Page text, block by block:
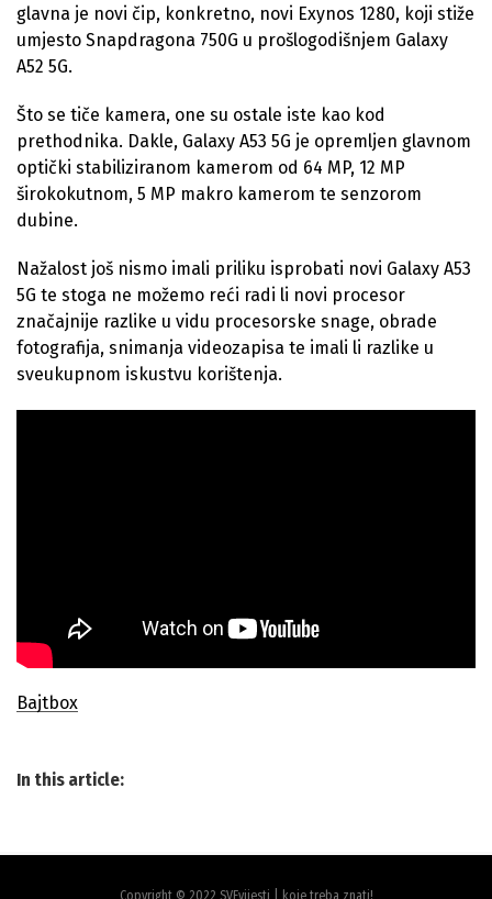
glavna je novi čip, konkretno, novi Exynos 1280, koji stiže
umjesto Snapdragona 750G u prošlogodišnjem Galaxy
A52 5G.
Što se tiče kamera, one su ostale iste kao kod
prethodnika. Dakle, Galaxy A53 5G je opremljen glavnom
optički stabiliziranom kamerom od 64 MP, 12 MP
širokokutnom, 5 MP makro kamerom te senzorom
dubine.
Nažalost još nismo imali priliku isprobati novi Galaxy A53
5G te stoga ne možemo reći radi li novi procesor
značajnije razlike u vidu procesorske snage, obrade
fotografija, snimanja videozapisa te imali li razlike u
sveukupnom iskustvu korištenja.
Bajtbox
In this article:
Copyright © 2022 SVEvijesti | koje treba znati!